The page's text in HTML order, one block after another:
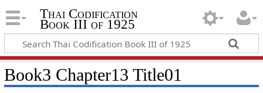
Thai Codification
Book III of 1925
Book3 Chapter13 Title01